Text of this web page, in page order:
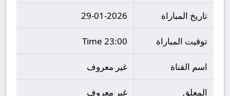
تاريخ المباراة 29-01-2026
توقيت المباراة 23:00 Time
اسم القناة غير معروف
المعلق غير معروف